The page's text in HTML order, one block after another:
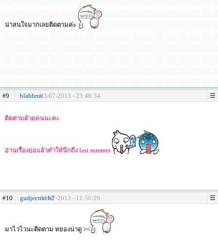
น่าสนใจมากเลยติดตามค่ะ
#9 blahbrue03-07-2013 - 23:49:34
ติดตามด้วยคนนะคะ
อ่านเรื่องย่อแล้วทำให้นึกถึง last summer
#10 gudjeenuch204-07-2013 - 11:50:29
มาไวไวนะติดตาม หยองน่าดู ><